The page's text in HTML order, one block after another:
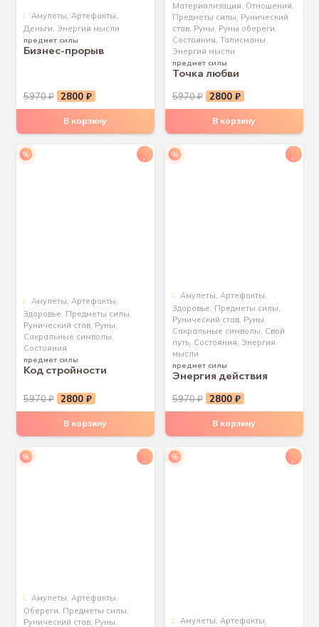
Aмулеты, Артефакты,
Деньги, Энергия мысли
предмет силы
Бизнес-прорыв
5970₽ Первоначальная
цена
составляла
5970 ₽.
2800 ₽ Текущая
цена:
2800 ₽.
В корзину
Материализация, Отношения,
Предметы силы, Рунический
став, Руны, Руны обереги,
Состояния, Талисманы,
Энергия мысли
предмет силы
Точка любви
5970₽ Первоначальная
цена
составляла
5970 ₽.
2800 ₽ Текущая
цена:
2800 ₽.
В корзину
%
Aмулеты, Артефакты,
Здоровье, Предметы силы,
Рунический став, Руны,
Сакральные символы,
Состояния
предмет силы
Код стройности
5970₽ Первоначальная
цена
составляла
5970 ₽.
2800 ₽ Текущая
цена:
2800 ₽.
В корзину
%
Aмулеты, Артефакты,
Здоровье, Предметы силы,
Рунический став, Руны,
Сакральные символы, Свой
путь, Состояния, Энергия
мысли
предмет силы
Энергия действия
5970₽ Первоначальная
цена
составляла
5970 ₽.
2800 ₽ Текущая
цена:
2800 ₽.
В корзину
%
Aмулеты, Артефакты,
Обереги, Предметы силы,
Рунический став, Руны,
%
Aмулеты, Артефакты,